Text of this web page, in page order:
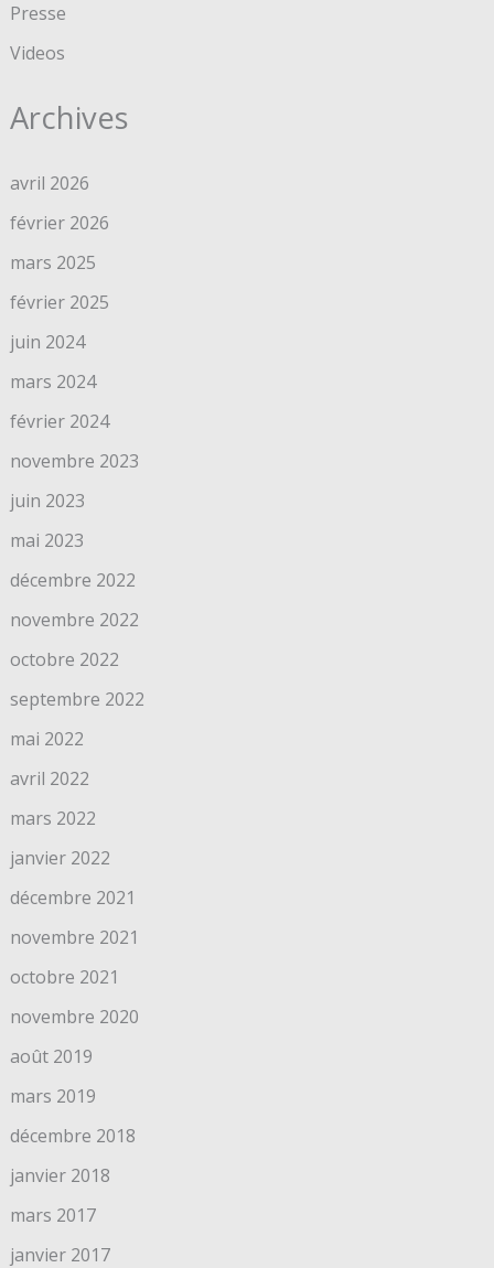
Presse
Videos
Archives
avril 2026
février 2026
mars 2025
février 2025
juin 2024
mars 2024
février 2024
novembre 2023
juin 2023
mai 2023
décembre 2022
novembre 2022
octobre 2022
septembre 2022
mai 2022
avril 2022
mars 2022
janvier 2022
décembre 2021
novembre 2021
octobre 2021
novembre 2020
août 2019
mars 2019
décembre 2018
janvier 2018
mars 2017
janvier 2017